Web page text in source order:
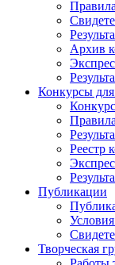
Архив
Конкурсы для
Реестр
Публикации
Творческая